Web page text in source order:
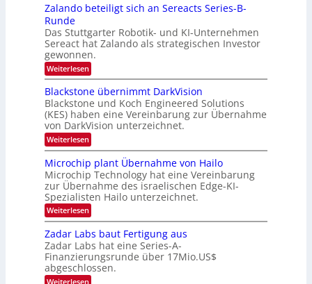
t
n
s
t
a
n
d
a
u
f
d
e
r
L
o
g
i
a
t
2
0
H
p
e
r
s
p
e
c
t
r
a
l
N
e
s
‘
t
r
n
a
t
i
o
n
a
l
V
i
s
i
o
n
N
i
g
h
t
0
2
6
Zalando beteiligt sich an Sereacts Series-B-
Runde
Das Stuttgarter Robotik- und KI-Unternehmen
Sereact hat Zalando als strategischen Investor
gewonnen.
Weiterlesen:
Z
l
a
n
d
o
b
e
t
e
i
l
i
g
t
s
i
c
h
a
n
Blackstone übernimmt DarkVision
Blackstone und Koch Engineered Solutions
(KES) haben eine Vereinbarung zur Übernahme
von DarkVision unterzeichnet.
Weiterlesen:
B
a
c
k
s
t
o
e
ü
b
e
r
Microchip plant Übernahme von Hailo
Microchip Technology hat eine Vereinbarung
zur Übernahme des israelischen Edge-KI-
Spezialisten Hailo unterzeichnet.
Weiterlesen:
M
c
r
o
c
h
Zadar Labs baut Fertigung aus
Zadar Labs hat eine Series-A-
Finanzierungsrunde über 17Mio.US$
abgeschlossen.
Weiterlesen: